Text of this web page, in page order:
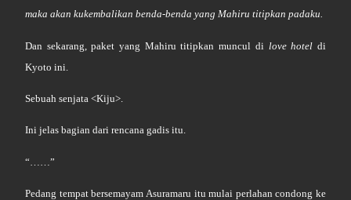
maka akan kukembalikan benda-benda yang Mahiru titipkan padaku.
Dan sekarang, paket yang Mahiru titipkan muncul di love hotel di
Kyoto ini.
Sebuah senjata <Kiju>.
Ini jelas bagian dari rencana gadis itu.
“……”
Pedang tempat bersemayam Asuramaru itu mulai perlahan condong ke